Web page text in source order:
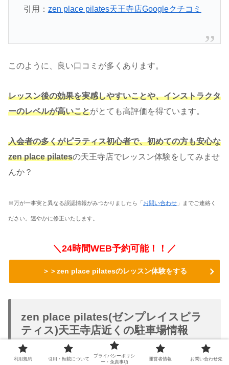
引用： zen place pilates天王寺店Googleクチコミ
このように、良い口コミが多くあります。
レッスン後の効果を実感しやすいことや、インストラクタ
ーのレベルが高いことがとても高評価を得ています。
入会者の多くがピラティス初心者で、初めての方も安心な
zen place pilatesの天王寺店でレッスン体験をしてみませ
んか？
※万が一事実と異なる誤認情報がみつかりましたら「お問い合わせ 」までご連絡く
ださい。速やかに修正いたします。
＼24時間WEB予約可能！！／
＞＞zen place pilatesのレッスン体験をする
zen place pilates(ゼンプレイスピラ
ティス)天王寺店近くの駐車場情報
利用規約 引用・転載について
プライバシーポリシ
ー・免責事項
運営者情報 お問い合わせ先